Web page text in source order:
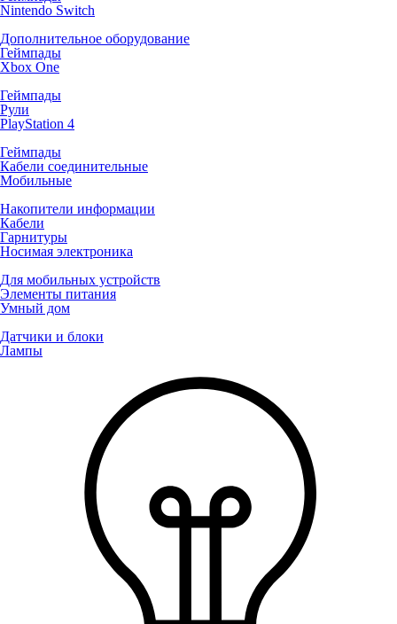
Nintendo Switch
Дополнительное оборудование
Геймпады
Xbox One
Геймпады
Рули
PlayStation 4
Геймпады
Кабели соединительные
Мобильные
Накопители информации
Кабели
Гарнитуры
Носимая электроника
Для мобильных устройств
Элементы питания
Умный дом
Датчики и блоки
Лампы